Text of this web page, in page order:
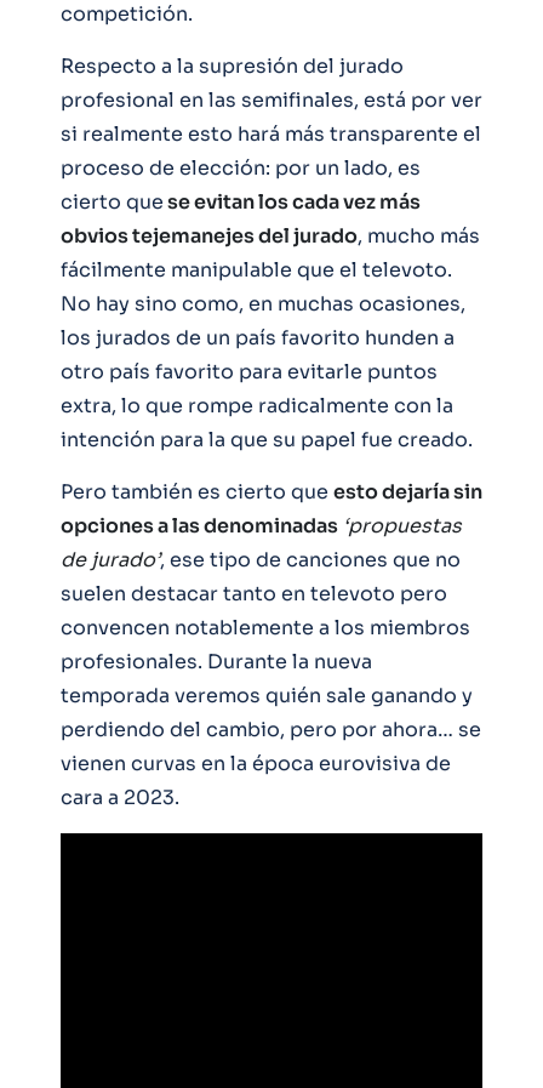
competición.
Respecto a la supresión del jurado
profesional en las semifinales, está por ver
si realmente esto hará más transparente el
proceso de elección: por un lado, es
cierto quese evitan los cada vez más
obvios tejemanejes del jurado, mucho más
fácilmente manipulable que el televoto.
No hay sino como, en muchas ocasiones,
los jurados de un país favorito hunden a
otro país favorito para evitarle puntos
extra, lo que rompe radicalmente con la
intención para la que su papel fue creado.
Pero también es cierto que esto dejaría sin
opciones a las denominadas ‘propuestas
de jurado’, ese tipo de canciones que no
suelen destacar tanto en televoto pero
convencen notablemente a los miembros
profesionales. Durante la nueva
temporada veremos quién sale ganando y
perdiendo del cambio, pero por ahora… se
vienen curvas en la época eurovisiva de
cara a 2023.